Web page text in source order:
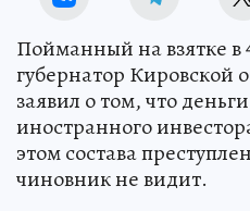
Пойманный на взятке в
губернатор Кировской
заявил о том, что
иностранного
этом состава
чиновник не видит.